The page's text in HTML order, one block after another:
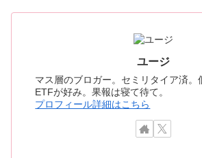
ユージ
マス層のブロガー。セミリタイア済。
ETFが好み。果報は寝て待て。
プロフィール詳細はこちら